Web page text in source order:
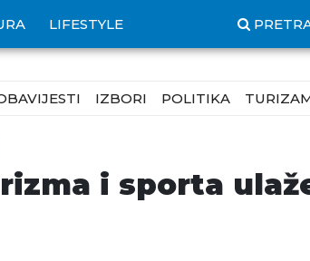
LIFESTYLE
IZBORI POLITIKA
i sporta